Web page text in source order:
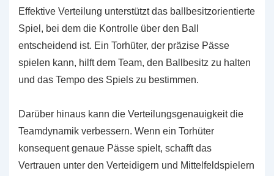
Effektive Verteilung unterstützt das ballbesitzorientierte
Spiel, bei dem die Kontrolle über den Ball
entscheidend ist. Ein Torhüter, der präzise Pässe
spielen kann, hilft dem Team, den Ballbesitz zu halten
und das Tempo des Spiels zu bestimmen.
Darüber hinaus kann die Verteilungsgenauigkeit die
Teamdynamik verbessern. Wenn ein Torhüter
konsequent genaue Pässe spielt, schafft das
Vertrauen unter den Verteidigern und Mittelfeldspielern